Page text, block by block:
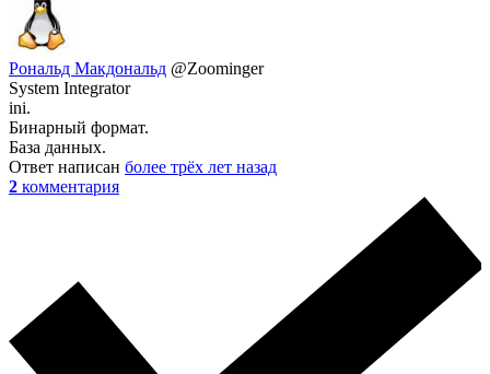
Рональд Макдональд @Zoominger
System Integrator
ini.
Бинарный формат.
База данных.
Ответ написан более трёх лет назад
2 комментария